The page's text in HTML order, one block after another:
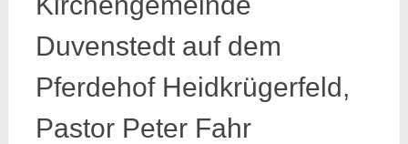
Duvenstedt auf dem
Pferdehof Heidkrügerfeld,
Pastor Peter Fahr